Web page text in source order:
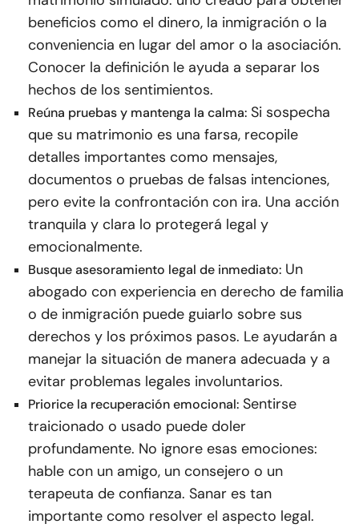
beneficios como el dinero, la inmigración o la
conveniencia en lugar del amor o la asociación.
Conocer la definición le ayuda a separar los
hechos de los sentimientos.
Reúna pruebas y mantenga la calma: Si sospecha
que su matrimonio es una farsa, recopile
detalles importantes como mensajes,
documentos o pruebas de falsas intenciones,
pero evite la confrontación con ira. Una acción
tranquila y clara lo protegerá legal y
emocionalmente.
Busque asesoramiento legal de inmediato: Un
abogado con experiencia en derecho de familia
o de inmigración puede guiarlo sobre sus
derechos y los próximos pasos. Le ayudarán a
manejar la situación de manera adecuada y a
evitar problemas legales involuntarios.
Priorice la recuperación emocional: Sentirse
traicionado o usado puede doler
profundamente. No ignore esas emociones:
hable con un amigo, un consejero o un
terapeuta de confianza. Sanar es tan
importante como resolver el aspecto legal.